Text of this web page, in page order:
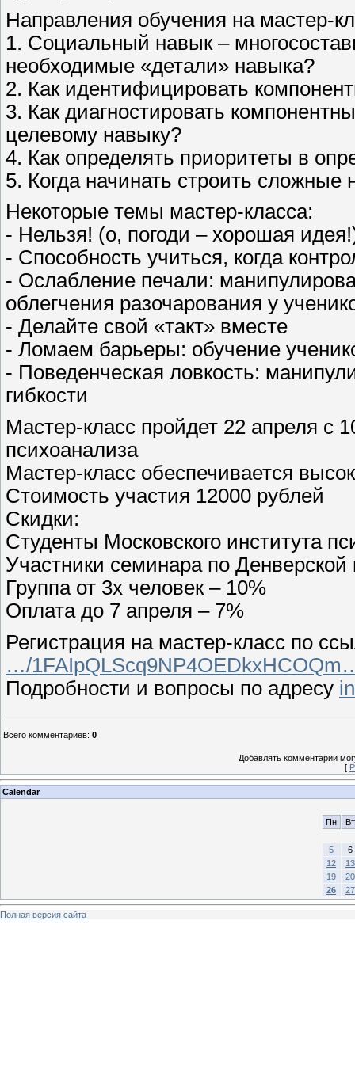
Направления обучения на мастер-
1. Социальный навык –
необходимые «детали» навыка?
2. Как идентифицировать
3. Как диагностировать
целевому навыку?
4. Как определять приоритеты в
5. Когда начинать строить сложные
Некоторые темы мастер-класса:
- Нельзя! (о, погоди – хорошая
- Способность учиться, когда
- Ослабление печали:
облегчения разочарования у
- Делайте свой «такт» вместе
- Ломаем барьеры: обучение
- Поведенческая ловкость:
гибкости
Мастер-класс пройдет 22 апреля с
психоанализа
Мастер-класс обеспечивается
Стоимость участия 12000 рублей
Скидки:
Студенты Московского института
Участники семинара по
Группа от 3х человек – 10%
Оплата до 7 апреля – 7%
Регистрация на мастер-класс по
…/
Подробности и вопросы по адресу
Всего комментариев: 0
Добавлять комментарии
[
Calendar
Пн Вт
5
6
12
13
19
20
26
27
Полная версия сайта